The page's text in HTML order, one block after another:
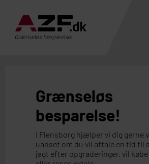
Grænseløs
besparelse!
I Flensborg hjælper vi dig gerne
uanset om du vil aftale en tid til
jagt efter opgraderinger, vil